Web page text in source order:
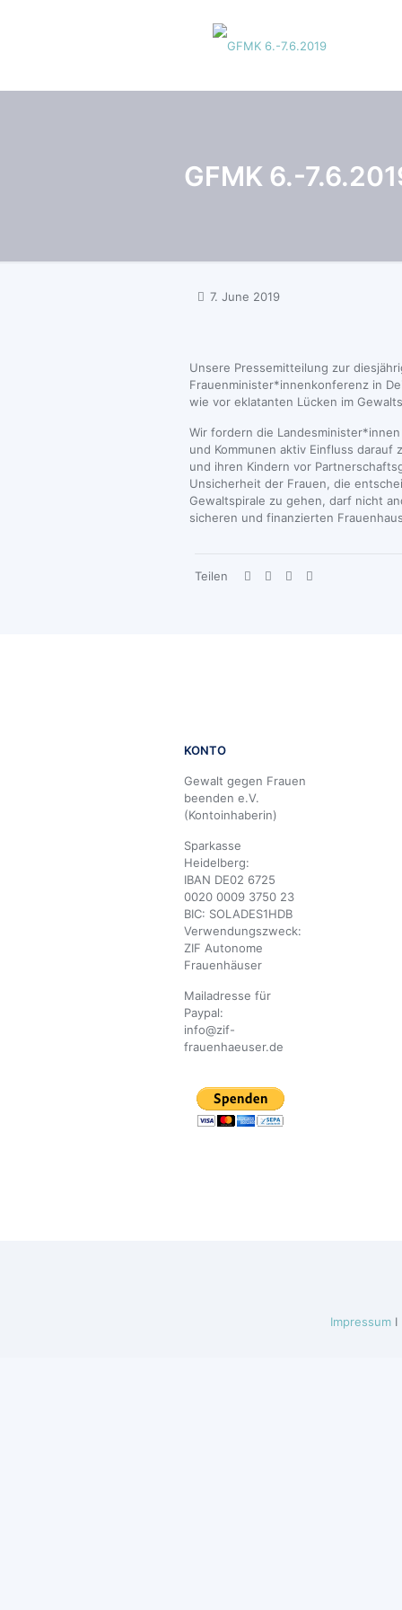
GFMK 6.-
7. June 2019
Unsere Pressemitteilung zur
Frauenminister*innenkonferenz in
wie vor eklatanten Lücken im
Wir fordern die
und Kommunen aktiv Einfluss darauf
und ihren Kindern vor
Unsicherheit der Frauen, die
Gewaltspirale zu gehen, darf nicht
sicheren und finanzierten
Teilen
KONTO
Gewalt gegen Frauen
beenden e.V.
(Kontoinhaberin)
Sparkasse
Heidelberg:
IBAN DE02 6725
0020 0009 3750 23
BIC: SOLADES1HDB
Verwendungszweck:
ZIF Autonome
Frauenhäuser
Mailadresse für
Paypal:
info@zif-
frauenhaeuser.de
ImpressumI